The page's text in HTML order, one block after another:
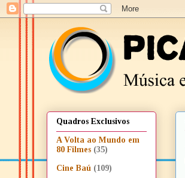
Quadros Exclusivos
A Volta ao Mundo em
80 Filmes (35)
Cine Baú (109)